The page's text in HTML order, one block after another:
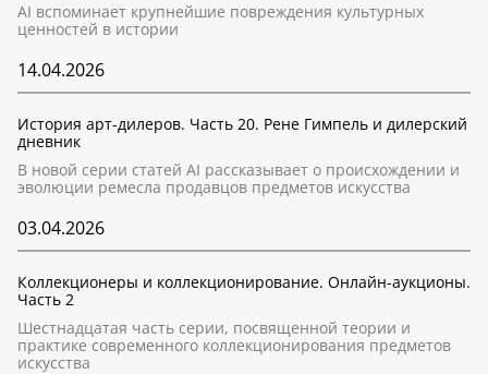
AI вспоминает крупнейшие повреждения культурных
ценностей в истории
14.04.2026
История арт-дилеров. Часть 20. Рене Гимпель и дилерский
дневник
В новой серии статей AI рассказывает о происхождении и
эволюции ремесла продавцов предметов искусства
03.04.2026
Коллекционеры и коллекционирование. Онлайн-аукционы.
Часть 2
Шестнадцатая часть серии, посвященной теории и
практике современного коллекционирования предметов
искусства